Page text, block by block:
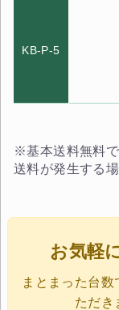
KB-P-5
※基本送料無料
送料が発生する
お気軽
まとまった台
ただき